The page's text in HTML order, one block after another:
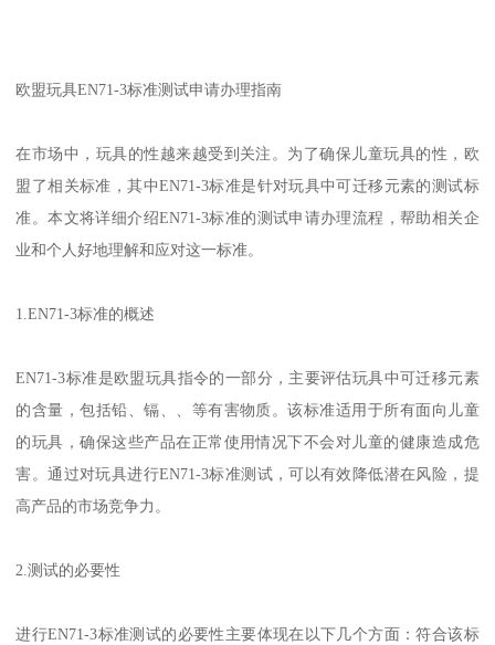
欧盟玩具EN71-3标准测试申请办理指南
在市场中，玩具的性越来越受到关注。为了确保儿童玩具的性，欧
盟了相关标准，其中EN71-3标准是针对玩具中可迁移元素的测试标
准。本文将详细介绍EN71-3标准的测试申请办理流程，帮助相关企
业和个人好地理解和应对这一标准。
1.EN71-3标准的概述
EN71-3标准是欧盟玩具指令的一部分，主要评估玩具中可迁移元素
的含量，包括铅、镉、、等有害物质。该标准适用于所有面向儿童
的玩具，确保这些产品在正常使用情况下不会对儿童的健康造成危
害。通过对玩具进行EN71-3标准测试，可以有效降低潜在风险，提
高产品的市场竞争力。
2.测试的必要性
进行EN71-3标准测试的必要性主要体现在以下几个方面：符合该标